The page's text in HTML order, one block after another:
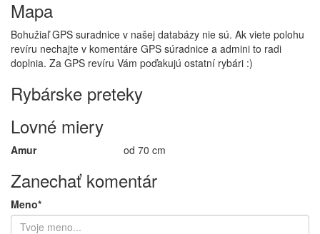
Mapa
Bohužiaľ GPS suradnice v našej databázy nie sú. Ak viete polohu
revíru nechajte v komentáre GPS súradnice a admini to radi
doplnia. Za GPS revíru Vám poďakujú ostatní rybári :)
Rybárske preteky
Lovné miery
Amur od 70 cm
Zanechať komentár
Meno*